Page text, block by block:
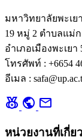
มหาวิทยาลัยพะเยา
19 หมู่ 2 ตำบลแม่
อำเภอเมืองพะเยา
โทรศัพท์ : +6654
อีเมล :
social_leaderboard public mail
หน่วยงานที่เกี่ย